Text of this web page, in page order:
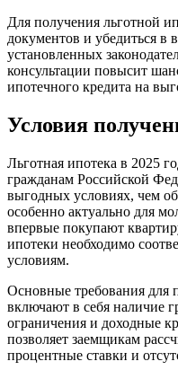
Для получения льготной
документов и убедиться в
установленных
консультации повысит
ипотечного кредита на
Условия
Льготная ипотека в 2025
гражданам Российской
выгодных условиях, чем
особенно актуально для
впервые покупают
ипотеки необходимо
условиям.
Основные требования для
включают в себя наличие
ограничения и доходные
позволяет заемщикам
процентные ставки и